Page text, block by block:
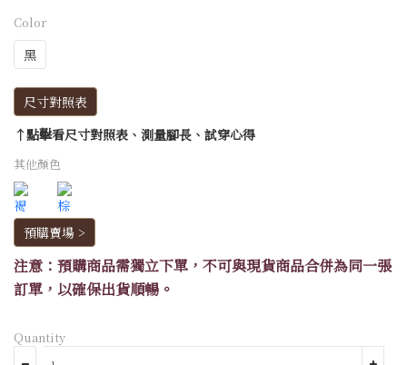
Color
黑
尺寸對照表
↑點擊看尺寸對照表、測量腳長、試穿心得
其他顏色
預購賣場 >
注意：預購商品需獨立下單，不可與現貨商品合併為同一張
訂單，以確保出貨順暢。
Quantity